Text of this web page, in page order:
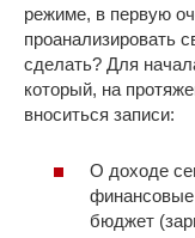
режиме, в первую
проанализировать
сделать? Для
который, на
вноситься записи:
О доходе
бюджет